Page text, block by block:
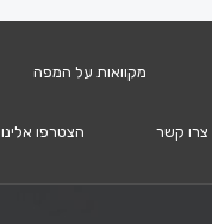
מקוואות על המפה
צרו קשר הצטרפו אלינו